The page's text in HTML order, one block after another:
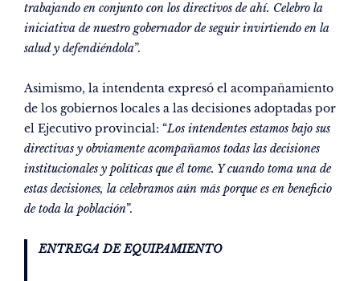
trabajando en conjunto con los directivos de ahí. Celebro la
iniciativa de nuestro gobernador de seguir invirtiendo en la
salud y defendiéndola”.
Asimismo, la intendenta expresó el acompañamiento
de los gobiernos locales a las decisiones adoptadas por
el Ejecutivo provincial: “Los intendentes estamos bajo sus
directivas y obviamente acompañamos todas las decisiones
institucionales y políticas que él tome. Y cuando toma una de
estas decisiones, la celebramos aún más porque es en beneficio
de toda la población”.
ENTREGA DE EQUIPAMIENTO